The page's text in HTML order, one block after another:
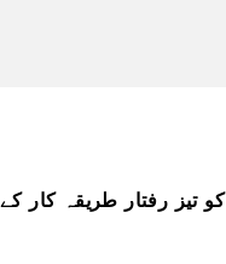
تیز رفتار طریقہ کار